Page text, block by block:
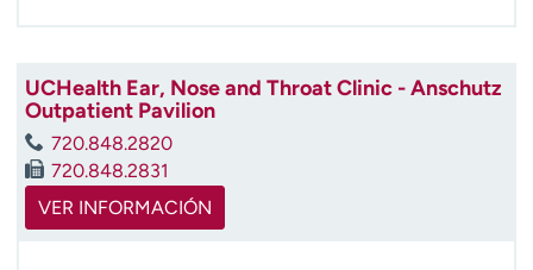
UCHealth Ear, Nose and Throat Clinic - Anschutz
Outpatient Pavilion
720.848.2820
720.848.2831
VER INFORMACIÓN